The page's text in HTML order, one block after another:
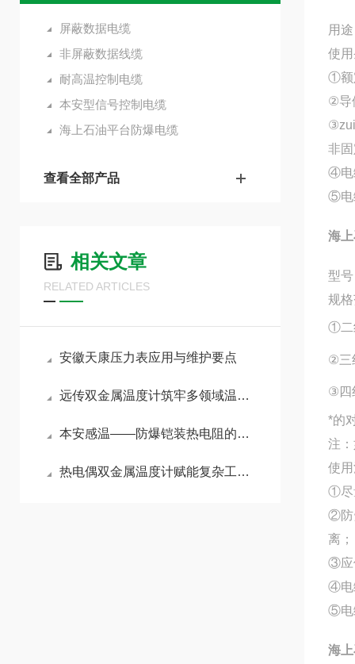
屏蔽数据电缆
非屏蔽数据线缆
耐高温控制电缆
本安型信号控制电缆
海上石油平台防爆电缆
查看全部产品
相关文章
RELATED ARTICLES
安徽天康压力表应用与维护要点
远传双金属温度计筑牢多领域温度管控防线
本安感温——防爆铠装热电阻的原理与选购要点
热电偶双金属温度计赋能复杂工况精准管控
用
使
①额
②导
非
④电
⑤电
海
型
规
①二
②三
③四
*的
注
使
①尽
②防
离；
③应
④电
⑤电
海